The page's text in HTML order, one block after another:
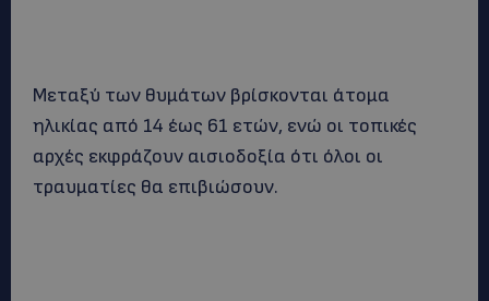
Μεταξύ των θυμάτων βρίσκονται άτομα
ηλικίας από 14 έως 61 ετών, ενώ οι τοπικές
αρχές εκφράζουν αισιοδοξία ότι όλοι οι
τραυματίες θα επιβιώσουν.